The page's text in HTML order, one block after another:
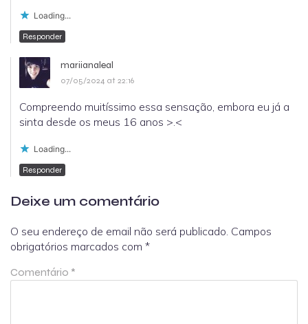
Loading...
Responder
mariianaleal
07/05/2024 at 22:16
Compreendo muitíssimo essa sensação, embora eu já a
sinta desde os meus 16 anos >.<
Loading...
Responder
Deixe um comentário
O seu endereço de email não será publicado. Campos
obrigatórios marcados com *
Comentário *